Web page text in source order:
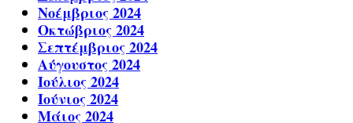
Νοέμβριος 2024
Οκτώβριος 2024
Σεπτέμβριος 2024
Αύγουστος 2024
Ιούλιος 2024
Ιούνιος 2024
Μάιος 2024